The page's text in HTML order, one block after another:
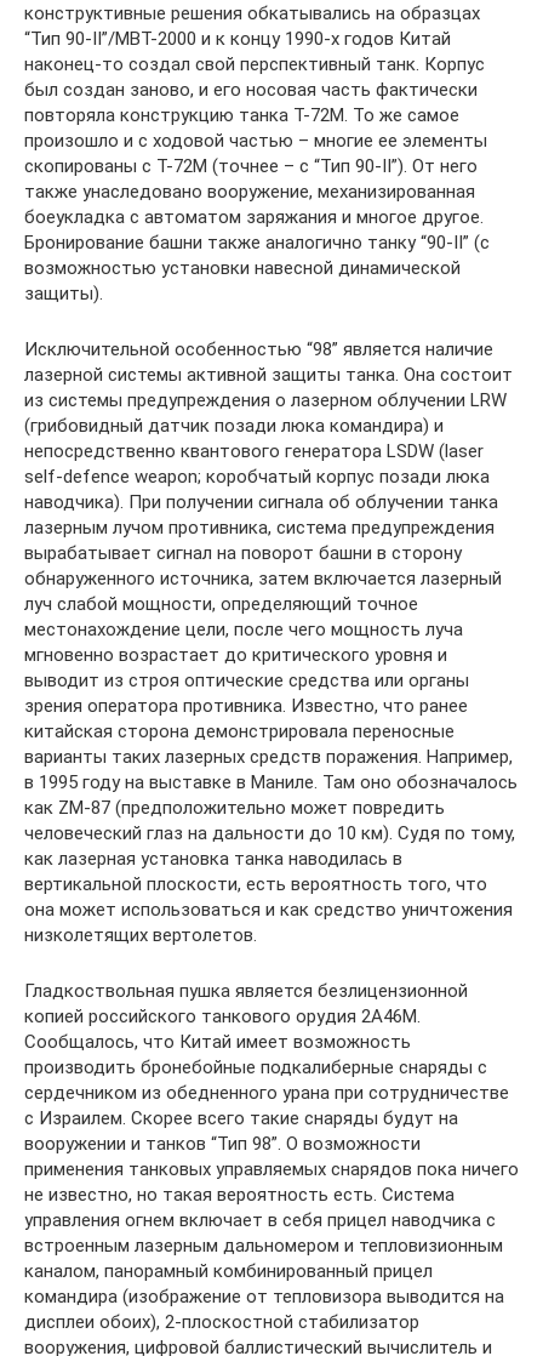
конструктивные решения обкатывались на образцах
“Тип 90-II”/MBT-2000 и к концу 1990-х годов Китай
наконец-то создал свой перспективный танк. Корпус
был создан заново, и его носовая часть фактически
повторяла конструкцию танка Т-72М. То же самое
произошло и с ходовой частью – многие ее элементы
скопированы с Т-72М (точнее – с “Тип 90-II”). От него
также унаследовано вооружение, механизированная
боеукладка с автоматом заряжания и многое другое.
Бронирование башни также аналогично танку “90-II” (с
возможностью установки навесной динамической
защиты).
Исключительной особенностью “98” является наличие
лазерной системы активной защиты танка. Она состоит
из системы предупреждения о лазерном облучении LRW
(грибовидный датчик позади люка командира) и
непосредственно квантового генератора LSDW (laser
self-defence weapon; коробчатый корпус позади люка
наводчика). При получении сигнала об облучении танка
лазерным лучом противника, система предупреждения
вырабатывает сигнал на поворот башни в сторону
обнаруженного источника, затем включается лазерный
луч слабой мощности, определяющий точное
местонахождение цели, после чего мощность луча
мгновенно возрастает до критического уровня и
выводит из строя оптические средства или органы
зрения оператора противника. Известно, что ранее
китайская сторона демонстрировала переносные
варианты таких лазерных средств поражения. Например,
в 1995 году на выставке в Маниле. Там оно обозначалось
как ZM-87 (предположительно может повредить
человеческий глаз на дальности до 10 км). Судя по тому,
как лазерная установка танка наводилась в
вертикальной плоскости, есть вероятность того, что
она может использоваться и как средство уничтожения
низколетящих вертолетов.
Гладкоствольная пушка является безлицензионной
копией российского танкового орудия 2А46М.
Сообщалось, что Китай имеет возможность
производить бронебойные подкалиберные снаряды с
сердечником из обедненного урана при сотрудничестве
с Израилем. Скорее всего такие снаряды будут на
вооружении и танков “Тип 98”. О возможности
применения танковых управляемых снарядов пока ничего
не известно, но такая вероятность есть. Система
управления огнем включает в себя прицел наводчика с
встроенным лазерным дальномером и тепловизионным
каналом, панорамный комбинированный прицел
командира (изображение от тепловизора выводится на
дисплеи обоих), 2-плоскостной стабилизатор
вооружения, цифровой баллистический вычислитель и